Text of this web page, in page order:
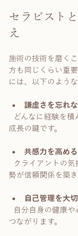
セラピスト
え
施術の技術を磨く
方も同じくらい重
には、以下のよう
謙虚さを忘れ
成長の鍵です。
共感力を高める
勢が信頼関係を築き
自己管理を大
つながります。